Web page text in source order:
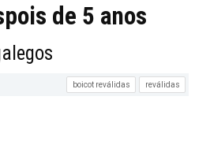
de 5 anos
boicot reválidas reválidas